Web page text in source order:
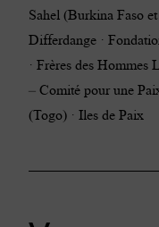
Sahel (Burkina Faso
Differdange ·
· Frères des
– Comité pour une
(Togo) · Iles de Paix